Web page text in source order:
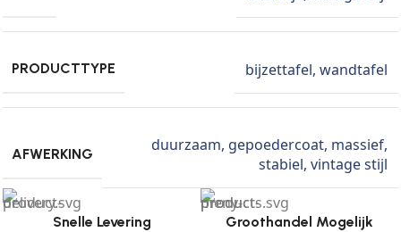
PRODUCTTYPE bijzettafel, wandtafel
AFWERKING duurzaam, gepoedercoat, massief,
stabiel, vintage stijl
Snelle Levering Groothandel Mogelijk